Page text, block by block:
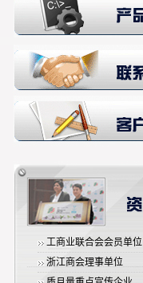
工商业联合会会员单位
浙江商会理事单位